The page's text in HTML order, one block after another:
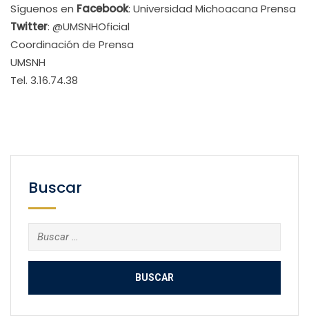
Síguenos en Facebook: Universidad Michoacana Prensa
Twitter: @UMSNHOficial
Coordinación de Prensa
UMSNH
Tel. 3.16.74.38
Buscar
Buscar: